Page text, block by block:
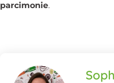
parcimonie.